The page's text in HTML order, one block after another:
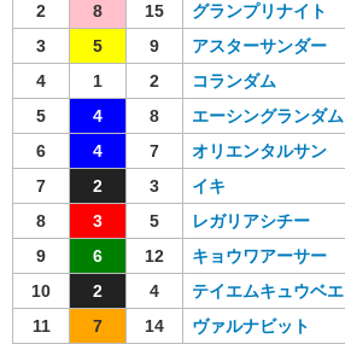
2
8 15 グランプリナイト
3
5 9 アスターサンダー
4
1 2 コランダム
5
4 8 エーシングランダム
6
4 7 オリエンタルサン
7
2 3 イキ
8
3 5 レガリアシチー
9
6 12 キョウワアーサー
10
2 4 テイエムキュウベエ
11
7 14 ヴァルナビット